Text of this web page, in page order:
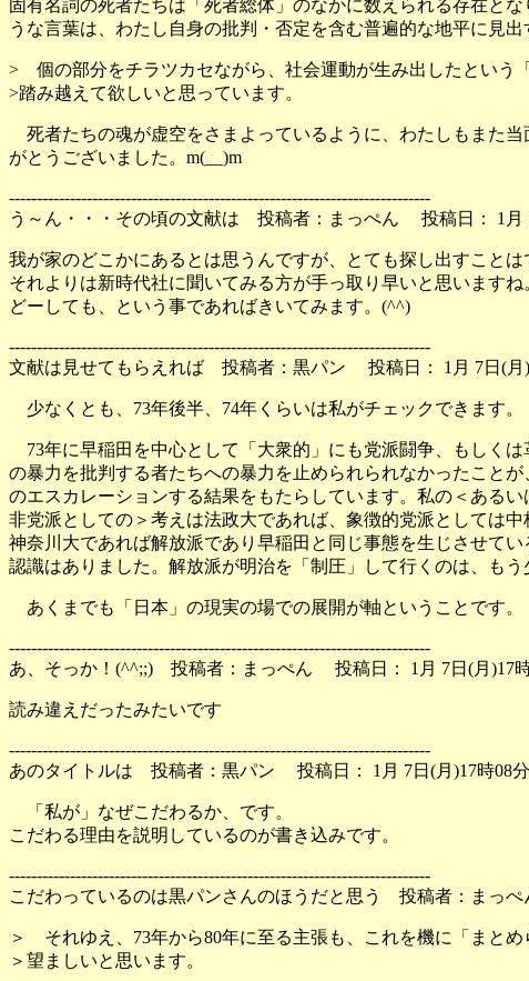
固有名詞の死者たちは「死者総体」のなかに数えられる存在と
うな言葉は、わたし自身の批判・否定を含む普遍的な地平に見
> 個の部分をチラツカセながら、社会運動が生み出したという
>踏み越えて欲しいと思っています。
死者たちの魂が虚空をさまよっているように、わたしもまた
がとうございました。m(__)m
----------------------------------------------------------------------------
う～ん・・・その頃の文献は 投稿者：まっぺん 投稿日： 1月
我が家のどこかにあるとは思うんですが、とても探し出すことは
それよりは新時代社に聞いてみる方が手っ取り早いと思いますね
どーしても、という事であればきいてみます。(^^)
----------------------------------------------------------------------------
文献は見せてもらえれば 投稿者：黒パン 投稿日： 1月 7日(月
少なくとも、73年後半、74年くらいは私がチェックできます。
73年に早稲田を中心として「大衆的」にも党派闘争、もしくは
の暴力を批判する者たちへの暴力を止められられなかったことが
のエスカレーションする結果をもたらしています。私の＜あるい
非党派としての＞考えは法政大であれば、象徴的党派としては中
神奈川大であれば解放派であり早稲田と同じ事態を生じさせてい
認識はありました。解放派が明治を「制圧」して行くのは、もう
あくまでも「日本」の現実の場での展開が軸ということです。
----------------------------------------------------------------------------
あ、そっか！(^^;;) 投稿者：まっぺん 投稿日： 1月 7日(月)17
読み違えだったみたいです
----------------------------------------------------------------------------
あのタイトルは 投稿者：黒パン 投稿日： 1月 7日(月)17時08
「私が」なぜこだわるか、です。
こだわる理由を説明しているのが書き込みです。
----------------------------------------------------------------------------
こだわっているのは黒パンさんのほうだと思う 投稿者：まっ
＞ それゆえ、73年から80年に至る主張も、これを機に「まとめ
＞望ましいと思います。